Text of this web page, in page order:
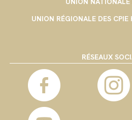
UNION RÉGIONALE DES
RÉSEAUX